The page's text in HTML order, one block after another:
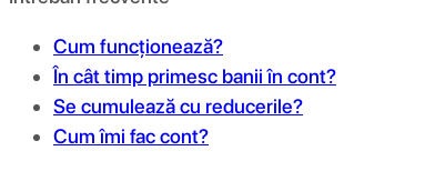
Cum funcționează?
În cât timp primesc banii în cont?
Se cumulează cu reducerile?
Cum îmi fac cont?